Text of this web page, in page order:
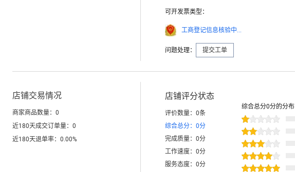
可开发票类型：
工商登记信息核验中...
问题处理： 提交工单
店铺交易情况
商家商品数量： 0
近180天成交订单量： 0
近180天退单率： 0.00%
店铺评分状态
评价数量： 0条
综合总分： 0分
完成质量： 0分
工作速度： 0分
服务态度： 0分
综合总分0分的分布